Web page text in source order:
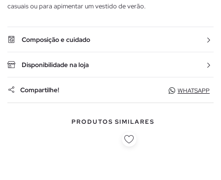
casuais ou para apimentar um vestido de verão.
Composição e cuidado
Disponibilidade na loja
Compartilhe! WHATSAPP
PRODUTOS SIMILARES